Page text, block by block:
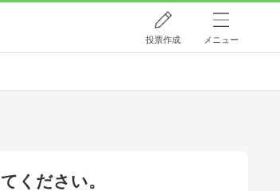
投票作成 メニュー
ください。